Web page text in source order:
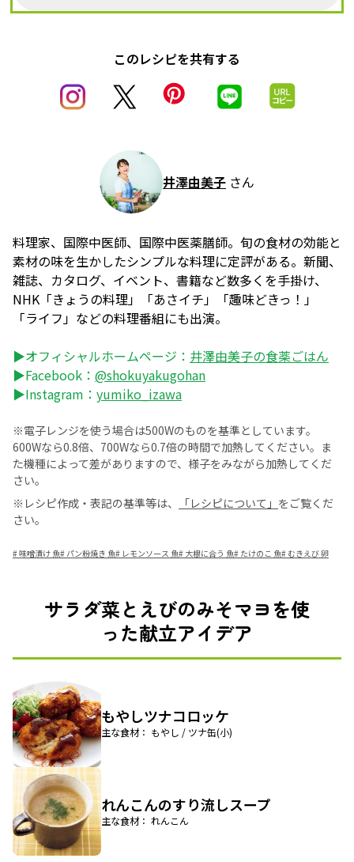
このレシピを共有する
井澤由美子 さん
料理家、国際中医師、国際中医薬膳師。旬の食材の効能と
素材の味を生かしたシンプルな料理に定評がある。新聞、
雑誌、カタログ、イベント、書籍など数多くを手掛け、
NHK「きょうの料理」「あさイチ」「趣味どきっ！」
「ライフ」などの料理番組にも出演。
▶オフィシャルホームページ： 井澤由美子の食薬ごはん
▶Facebook： @shokuyakugohan
▶Instagram： yumiko_izawa
※電子レンジを使う場合は500Wのものを基準としています。
600Wなら0.8倍、700Wなら0.7倍の時間で加熱してください。ま
た機種によって差がありますので、様子をみながら加熱してくだ
さい。
※レシピ作成・表記の基準等は、
「レシピについて」 をご覧くだ
さい。
#味噌漬け 魚#パン粉焼き 魚# レモンソース 魚# 大根に合う 魚# たけのこ 魚# むきえび 卵
サラダ菜とえびのみそマヨを使
った献立アイデア
もやしツナコロッケ
主な食材： もやし / ツナ缶(小)
れんこんのすり流しスープ
主な食材： れんこん